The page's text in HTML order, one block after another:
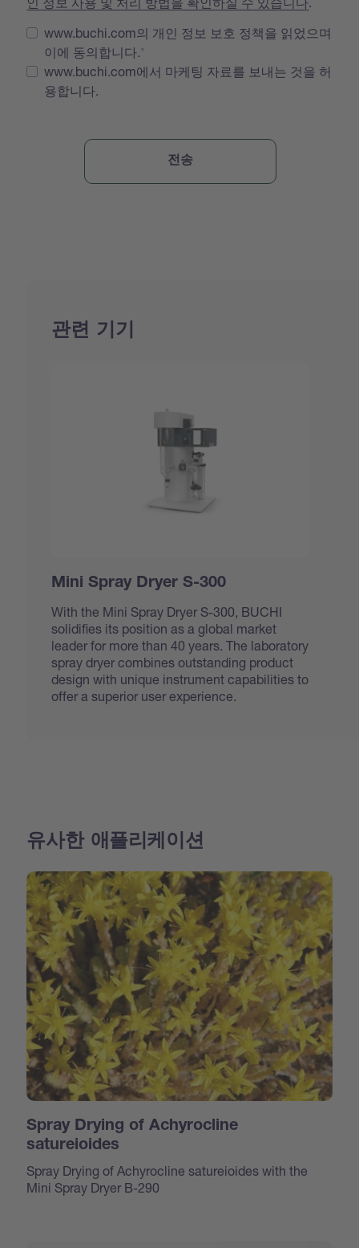
www.buchi.com의 개인 정보 보호 정책을 읽었으며
이에 동의합니다.
www.buchi.com에서 마케팅 자료를 보내는 것을 허
용합니다.
관련 기기
Mini Spray Dryer S-300
With the Mini Spray Dryer S-300, BUCHI
solidifies its position as a global market
leader for more than 40 years. The laboratory
spray dryer combines outstanding product
design with unique instrument capabilities to
offer a superior user experience.
유사한 애플리케이션
Spray Drying of Achyrocline
satureioides
Spray Drying of Achyrocline satureioides with the
Mini Spray Dryer B-290